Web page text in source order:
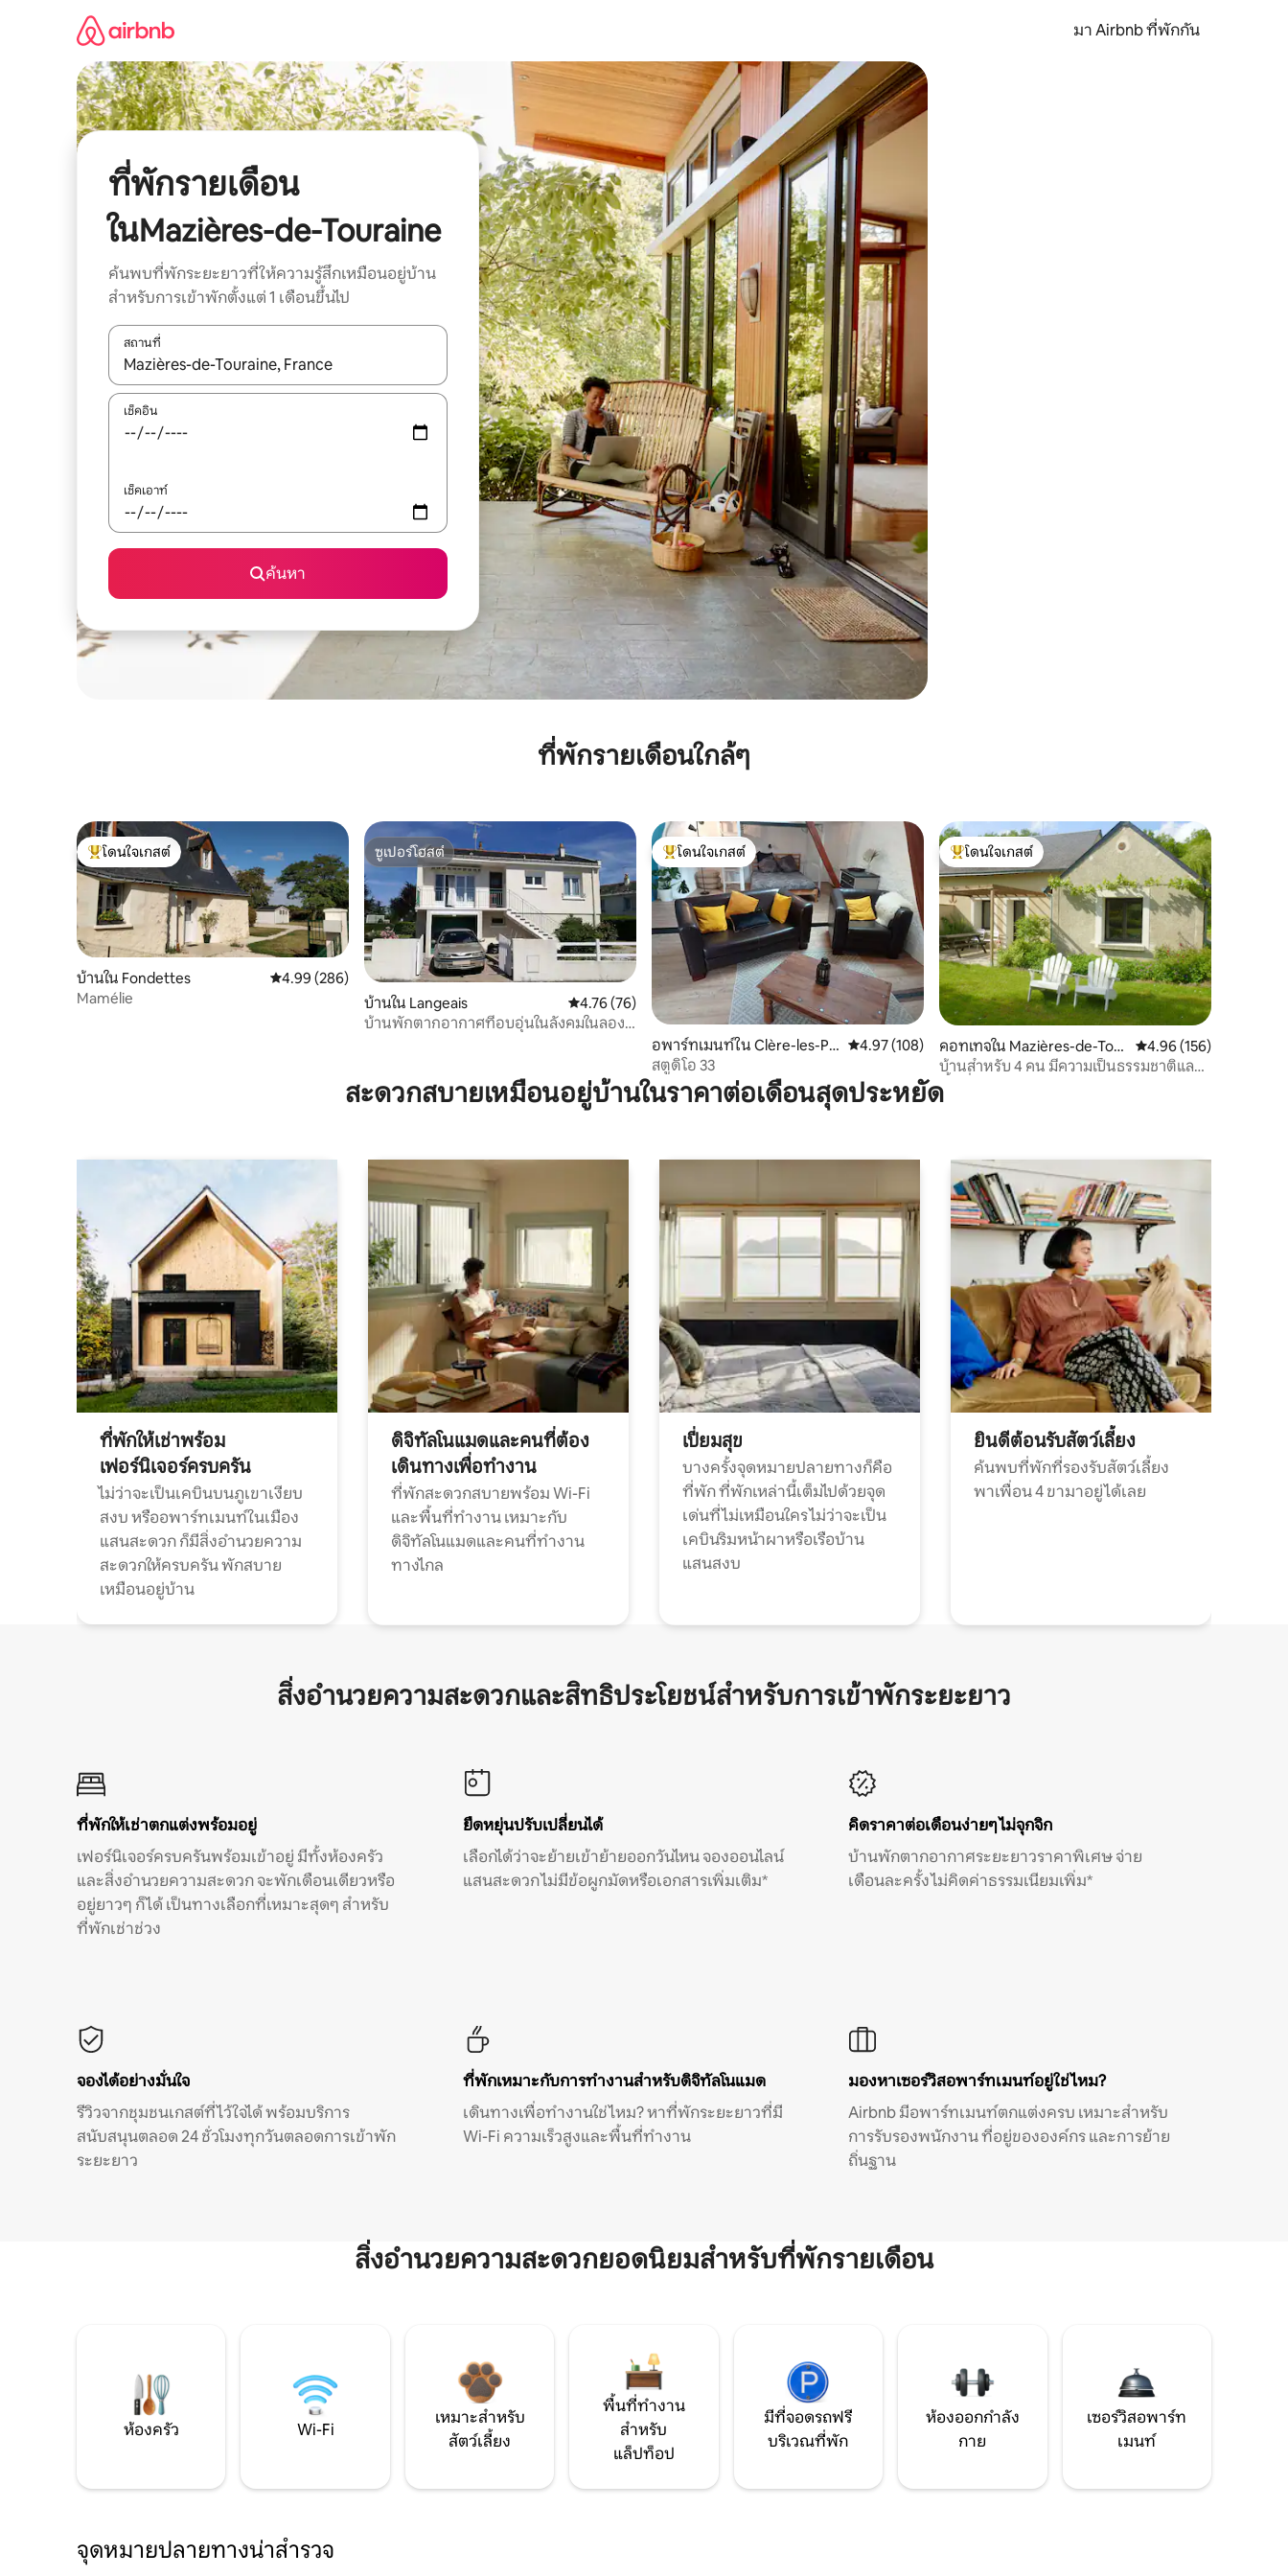
มา Airbnb ที่พักกัน
ที่พักรายเดือน
ในMazières-de-Touraine
ค้นพบที่พักระยะยาวที่ให้ความรู้สึกเหมือนอยู่บ้าน
สำหรับการเข้าพักตั้งแต่ 1 เดือนขึ้นไป
สถานที่
ใช้ลูกศรขึ้นลง หรือใช้การสัมผัสหรือปัด เพื่อสำรวจผลการค้นหา
เช็คอิน
เช็คเอาท์
ค้นหา
ที่พักรายเดือนใกล้ๆ
โดนใจเกสต์ที่สุด
โดนใจเกสต์
บ้านใน Fondettes คะแนนเฉลี่ย 4.99 จาก 5, 286 รีวิว
4.99 (286)
Mamélie
ซูเปอร์โฮสต์
ซูเปอร์โฮสต์
บ้านใน Langeais คะแนนเฉลี่ย 4.76 จาก 5, 76 รีวิว
4.76 (76)
บ้านพักตากอากาศที่อบอุ่นในลังคมในลอง
โดนใจเกสต์ที่สุด
โดนใจเกสต์
อพาร์ทเมนท์ใน Clère-les-Pin
s
คะแนนเฉลี่ย 4.97 จาก 5, 108 รีวิว
4.97 (108)
สตูดิโอ 33
โดนใจเกสต์ที่สุด
โดนใจเกสต์
คอทเทจใน Mazières-de-Tou
raine
คะแนนเฉลี่ย 4.96 จาก
4.96 (156)
บ้านสำหรับ 4 คน มีความเป็นธรรมชาติและ
พื้นที่กว้างขวาง
สะดวกสบายเหมือนอยู่บ้านในราคาต่อเดือนสุดประหยัด
ที่พักให้เช่าพร้อม
เฟอร์นิเจอร์ครบครัน
ไม่ว่าจะเป็นเคบินบนภูเขาเงียบ
สงบ หรืออพาร์ทเมนท์ในเมือง
แสนสะดวก ก็มีสิ่งอำนวยความ
สะดวกให้ครบครัน พักสบาย
เหมือนอยู่บ้าน
ดิจิทัลโนแมดและคนที่ต้อง
เดินทางเพื่อทำงาน
ที่พักสะดวกสบายพร้อม Wi-Fi
และพื้นที่ทำงาน เหมาะกับ
ดิจิทัลโนแมดและคนที่ทำงาน
ทางไกล
เปี่ยมสุข
บางครั้งจุดหมายปลายทางก็คือ
ที่พัก ที่พักเหล่านี้เต็มไปด้วยจุด
เด่นที่ไม่เหมือนใคร ไม่ว่าจะเป็น
เคบินริมหน้าผาหรือเรือบ้าน
แสนสงบ
ยินดีต้อนรับสัตว์เลี้ยง
ค้นพบที่พักที่รองรับสัตว์เลี้ยง
พาเพื่อน 4 ขามาอยู่ได้เลย
สิ่งอำนวยความสะดวกและสิทธิประโยชน์สำหรับการเข้าพักระยะยาว
ที่พักให้เช่าตกแต่งพร้อมอยู่
เฟอร์นิเจอร์ครบครันพร้อมเข้าอยู่ มีทั้งห้องครัว
และสิ่งอำนวยความสะดวก จะพักเดือนเดียวหรือ
อยู่ยาวๆ ก็ได้ เป็นทางเลือกที่เหมาะสุดๆ สำหรับ
ที่พักเช่าช่วง
ยืดหยุ่นปรับเปลี่ยนได้
เลือกได้ว่าจะย้ายเข้าย้ายออกวันไหน จองออนไลน์
แสนสะดวก ไม่มีข้อผูกมัดหรือเอกสารเพิ่มเติม*
คิดราคาต่อเดือนง่ายๆ ไม่จุกจิก
บ้านพักตากอากาศระยะยาวราคาพิเศษ จ่าย
เดือนละครั้ง ไม่คิดค่าธรรมเนียมเพิ่ม*
จองได้อย่างมั่นใจ
รีวิวจากชุมชนเกสต์ที่ไว้ใจได้ พร้อมบริการ
สนับสนุนตลอด 24 ชั่วโมงทุกวันตลอดการเข้าพัก
ระยะยาว
ที่พักเหมาะกับการทำงานสำหรับดิจิทัลโนแมด
เดินทางเพื่อทำงานใช่ไหม? หาที่พักระยะยาวที่มี
Wi-Fi ความเร็วสูงและพื้นที่ทำงาน
มองหาเซอร์วิสอพาร์ทเมนท์อยู่ใช่ไหม?
Airbnb มีอพาร์ทเมนท์ตกแต่งครบ เหมาะสำหรับ
การรับรองพนักงาน ที่อยู่ขององค์กร และการย้าย
ถิ่นฐาน
สิ่งอำนวยความสะดวกยอดนิยมสำหรับที่พักรายเดือน
ห้องครัว Wi-Fi
เหมาะสำหรับ
สัตว์เลี้ยง
พื้นที่ทำงาน
สำหรับ
แล็ปท็อป
มีที่จอดรถฟรี
บริเวณที่พัก
ห้องออกกำลัง
กาย
เซอร์วิสอพาร์ท
เมนท์
จุดหมายปลายทางน่าสำรวจ